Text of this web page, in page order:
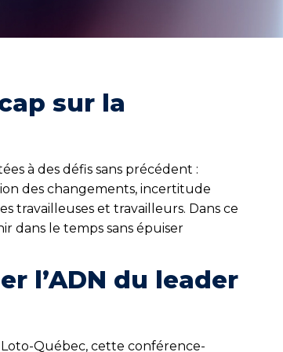
sur la
à des défis sans précédent :
des changements, incertitude
travailleuses et travailleurs. Dans ce
dans le temps sans épuiser
l’ADN du leader
Québec, cette conférence-